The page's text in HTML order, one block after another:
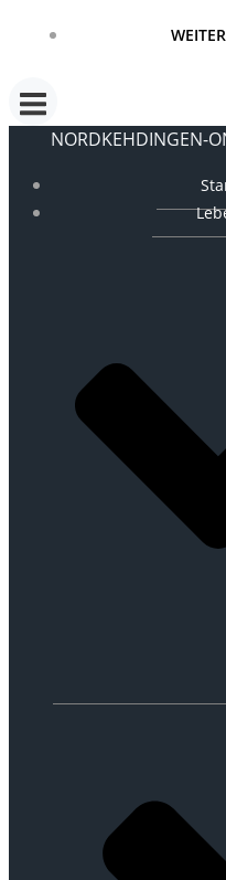
NORDKEHDINGEN-